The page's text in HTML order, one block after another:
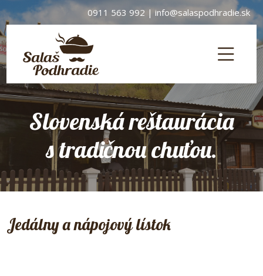
0911 563 992 | info@salaspodhradie.sk
Slovenská reštaurácia
s tradičnou chuťou.
Jedálny a nápojový lístok